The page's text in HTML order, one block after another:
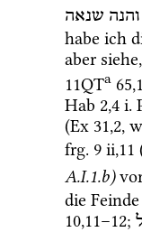
והנה שנאה
habe ich
11QTa 65,
Hab 2,4 i.
(Ex 31,2,
frg. 9 ii,11
A.I.1.b)
die
10,11–12;